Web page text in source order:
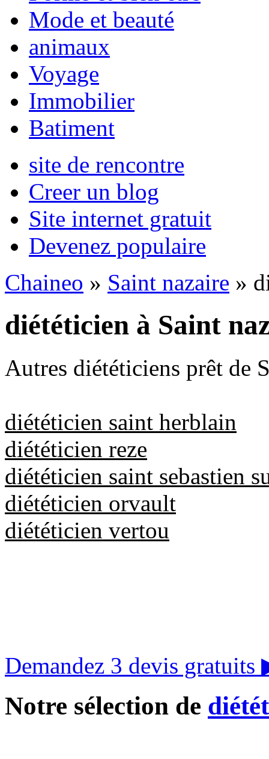
Mode et beauté
animaux
Voyage
Immobilier
Batiment
site de rencontre
Creer un blog
Site internet gratuit
Devenez populaire
Chaineo » Saint nazaire »
diététicien à Saint
Autres diététiciens prêt de
diététicien saint herblain
diététicien reze
diététicien saint sebastien
diététicien orvault
diététicien vertou
Demandez 3 devis gratuits
Notre sélection de